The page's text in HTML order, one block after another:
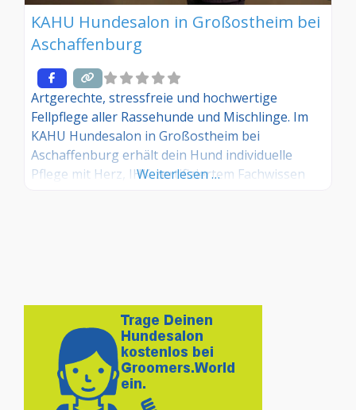
KAHU Hundesalon in Großostheim bei
Aschaffenburg
Artgerechte, stressfreie und hochwertige
Fellpflege aller Rassehunde und Mischlinge. Im
KAHU Hundesalon in Großostheim bei
Aschaffenburg erhält dein Hund individuelle
Pflege mit Herz, IHK-zertifiziertem Fachwissen
Weiterlesen …